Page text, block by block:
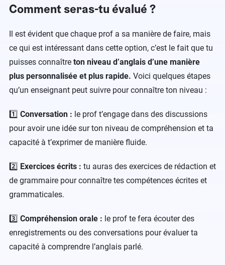
Comment seras-tu évalué ?
Il est évident que chaque prof a sa manière de faire, mais
ce qui est intéressant dans cette option, c’est le fait que tu
puisses connaître ton niveau d’anglais d’une manière
plus personnalisée et plus rapide. Voici quelques étapes
qu’un enseignant peut suivre pour connaître ton niveau :
1️⃣ Conversation : le prof t’engage dans des discussions
pour avoir une idée sur ton niveau de compréhension et ta
capacité à t’exprimer de manière fluide.
2️⃣ Exercices écrits : tu auras des exercices de rédaction et
de grammaire pour connaître tes compétences écrites et
grammaticales.
3️⃣ Compréhension orale : le prof te fera écouter des
enregistrements ou des conversations pour évaluer ta
capacité à comprendre l’anglais parlé.